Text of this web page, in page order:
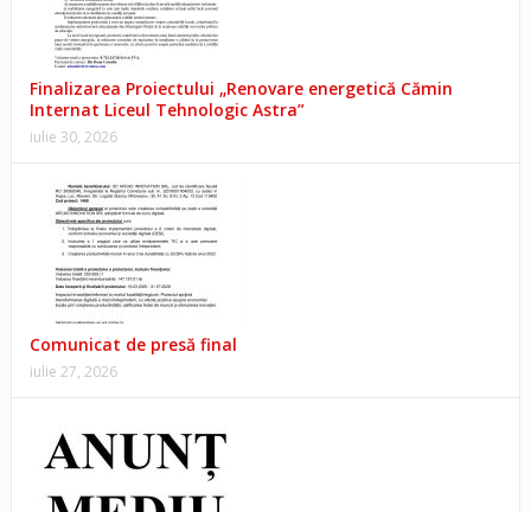
Finalizarea Proiectului „Renovare energetică Cămin
Internat Liceul Tehnologic Astra”
iulie 30, 2026
Comunicat de presă final
iulie 27, 2026